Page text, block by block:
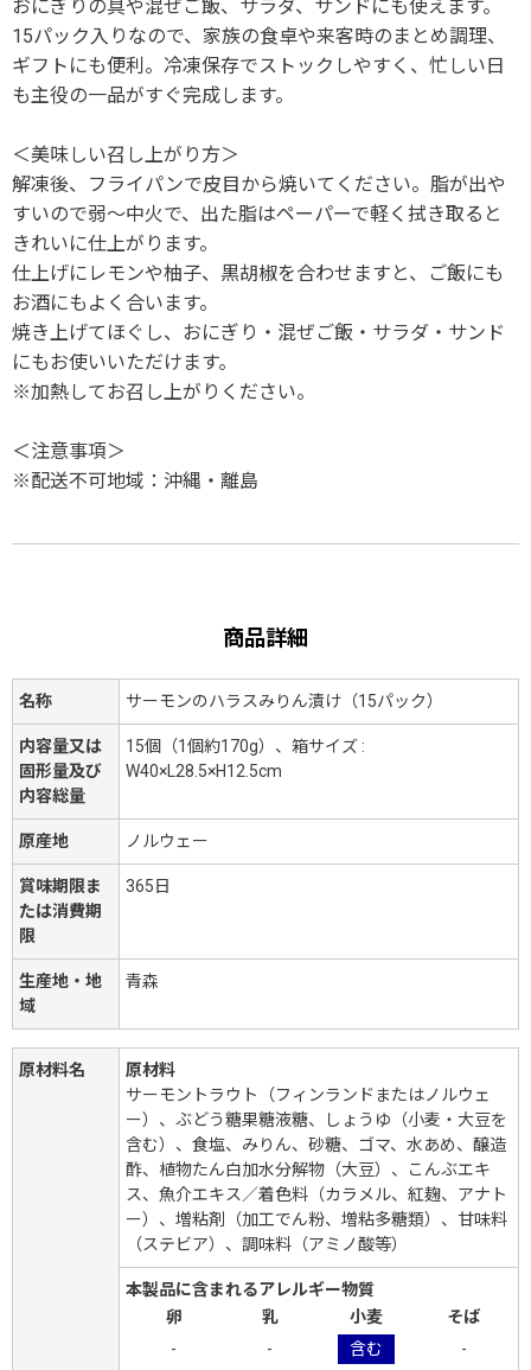
おにぎりの具や混ぜご飯、サラダ、サンドにも使えます。
15パック入りなので、家族の食卓や来客時のまとめ調理、
ギフトにも便利。冷凍保存でストックしやすく、忙しい日
も主役の一品がすぐ完成します。
＜美味しい召し上がり方＞
解凍後、フライパンで皮目から焼いてください。脂が出や
すいので弱～中火で、出た脂はペーパーで軽く拭き取ると
きれいに仕上がります。
仕上げにレモンや柚子、黒胡椒を合わせますと、ご飯にも
お酒にもよく合います。
焼き上げてほぐし、おにぎり・混ぜご飯・サラダ・サンド
にもお使いいただけます。
※加熱してお召し上がりください。
＜注意事項＞
※配送不可地域：沖縄・離島
商品詳細
名称 サーモンのハラスみりん漬け（15パック）
内容量又は
固形量及び
内容総量
15個（1個約170g）、箱サイズ :
W40×L28.5×H12.5cm
原産地 ノルウェー
賞味期限ま
たは消費期
限
365日
生産地・地
域
青森
原材料名
原材料
サーモントラウト（フィンランドまたはノルウェ
ー）、ぶどう糖果糖液糖、しょうゆ（小麦・大豆を
含む）、食塩、みりん、砂糖、ゴマ、水あめ、醸造
酢、植物たん白加水分解物（大豆）、こんぶエキ
ス、魚介エキス／着色料（カラメル、紅麹、アナト
ー）、増粘剤（加工でん粉、増粘多糖類）、甘味料
（ステビア）、調味料（アミノ酸等）
本製品に含まれるアレルギー物質
卵
乳 小麦
そば
-
- 含む -